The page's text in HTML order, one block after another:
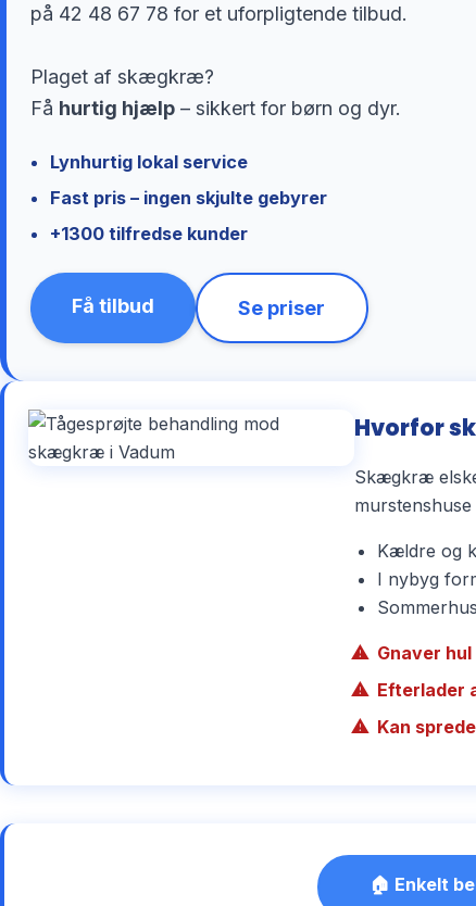
på 42 48 67 78 for et uforpligtende tilbud.
Plaget af skægkræ?
Få hurtig hjælp – sikkert for børn og dyr.
Lynhurtig lokal service
Fast pris – ingen skjulte gebyrer
+1300 tilfredse kunder
Få tilbud Se priser
Hvorfor
Skægkræ
Kældre og
I nybyg
Gnaver
Efterlader
Kan
🏠 Enkelt